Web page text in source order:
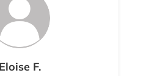
Eloise F.